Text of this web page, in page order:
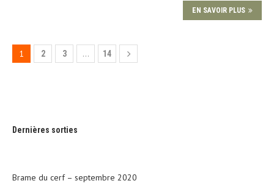
EN SAVOIR PLUS
1 2 3 … 14
Dernières sorties
Brame du cerf – septembre 2020